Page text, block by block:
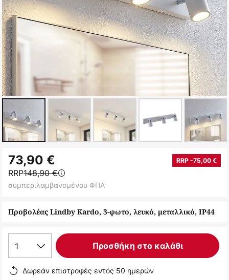
στην
αρχή
της
εικόνων
Προβολέας Lindby Kardo, 3-φωτο, λευκό, μεταλλικό, IP44
73,90 € RRP -75,00 €
RRP148,90 €
συμπεριλαμβανομένου ΦΠΑ
1 Προσθήκη στο καλάθι
Δωρεάν επιστροφές εντός 50 ημερών